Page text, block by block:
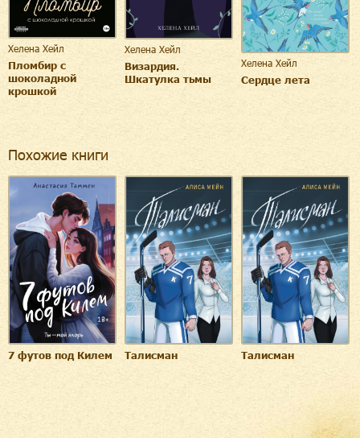
Хелена Хейл
Пломбир с
шоколадной
крошкой
Хелена Хейл
Визардия.
Шкатулка тьмы
Хелена Хейл
Сердце лета
Похожие книги
7 футов под Килем Талисман Талисман